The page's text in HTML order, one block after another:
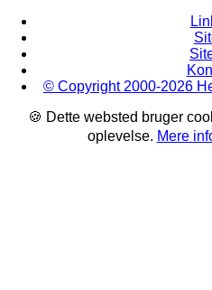
© Copyright 2000-2026
🍪 Dette websted bruger
oplevelse. Mere